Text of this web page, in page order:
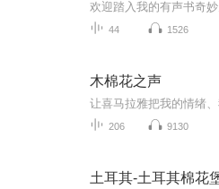
44 1526
木棉花之声
206 9130
土耳其-土耳其棉花